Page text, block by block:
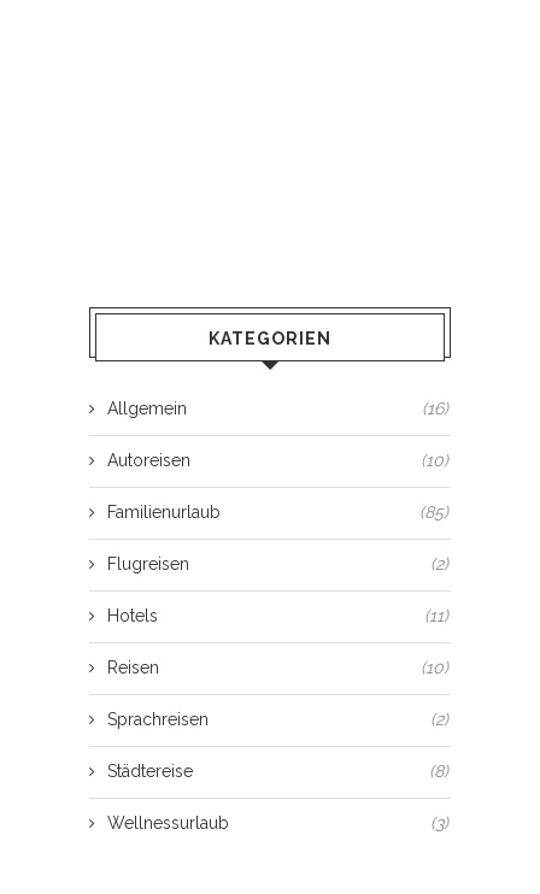
KATEGORIEN
Allgemein (16)
Autoreisen (10)
Familienurlaub (85)
Flugreisen (2)
Hotels (11)
Reisen (10)
Sprachreisen (2)
Städtereise (8)
Wellnessurlaub (3)